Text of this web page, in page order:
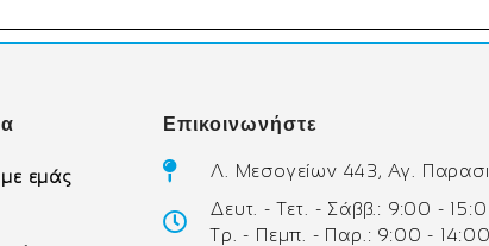
με εμάς
Επικοινωνήστε
Λ. Μεσογείων 443, Αγ.
Δευτ. - Τετ. - Σάββ.: 9:00 -
Τρ. - Πεμπ. - Παρ.: 9:00 -